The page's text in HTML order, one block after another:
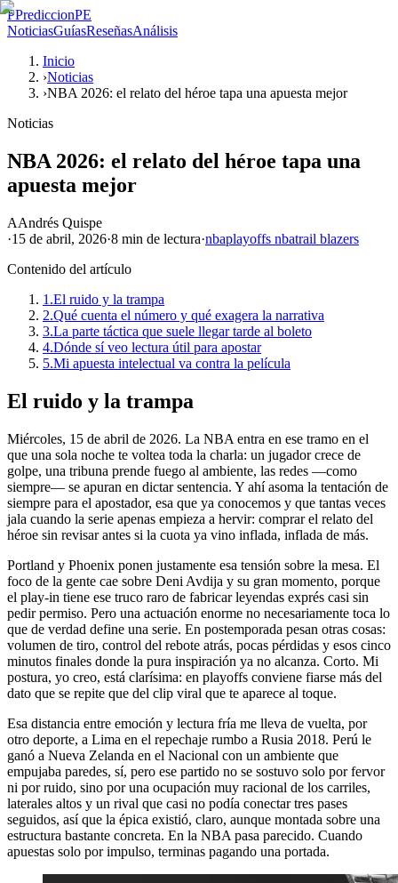
PPrediccionPE
NoticiasGuíasReseñasAnálisis
Inicio
›Noticias
›NBA 2026: el relato del héroe tapa una apuesta mejor
Noticias
NBA 2026: el relato del héroe tapa una
apuesta mejor
AAndrés Quispe
·15 de abril, 2026·8 min de lectura·nbaplayoffs nbatrail blazers
Contenido del artículo
1.El ruido y la trampa
2.Qué cuenta el número y qué exagera la narrativa
3.La parte táctica que suele llegar tarde al boleto
4.Dónde sí veo lectura útil para apostar
5.Mi apuesta intelectual va contra la película
El ruido y la trampa
Miércoles, 15 de abril de 2026. La NBA entra en ese tramo en el
que una sola noche te voltea toda la charla: un jugador crece de
golpe, una tribuna prende fuego al ambiente, las redes —como
siempre— se apuran en dictar sentencia. Y ahí asoma la tentación de
siempre para el apostador, esa que ya conocemos y que tantas veces
jala cuando la serie apenas empieza a hervir: comprar el relato del
héroe sin revisar antes si la cuota ya vino inflada, inflada de más.
Portland y Phoenix ponen justamente esa tensión sobre la mesa. El
foco de la gente cae sobre Deni Avdija y su gran momento, porque
el play-in tiene ese truco raro de fabricar leyendas exprés casi sin
pedir permiso. Pero una actuación enorme no necesariamente toca lo
que de verdad define una serie. En postemporada pesan otras cosas:
volumen de tiro, control del rebote atrás, pocas pérdidas y esos cinco
minutos finales donde la pura inspiración ya no alcanza. Corto. Mi
postura, yo creo, está clarísima: en playoffs conviene fiarse más del
dato que se repite que del clip viral que te aparece al toque.
Esa distancia entre emoción y lectura fría me lleva de vuelta, por
otro deporte, a Lima en el repechaje rumbo a Rusia 2018. Perú le
ganó a Nueva Zelanda en el Nacional con un ambiente que
empujaba paredes, sí, pero ese partido no se sostuvo solo por fervor
ni por ruido, sino por una ocupación muy racional de los carriles,
laterales altos y un rival que casi no podía conectar tres pases
seguidos, así que la épica existió, claro, aunque montada sobre una
estructura bastante concreta. En la NBA pasa parecido. Cuando
apuestas solo por impulso, terminas pagando una portada.